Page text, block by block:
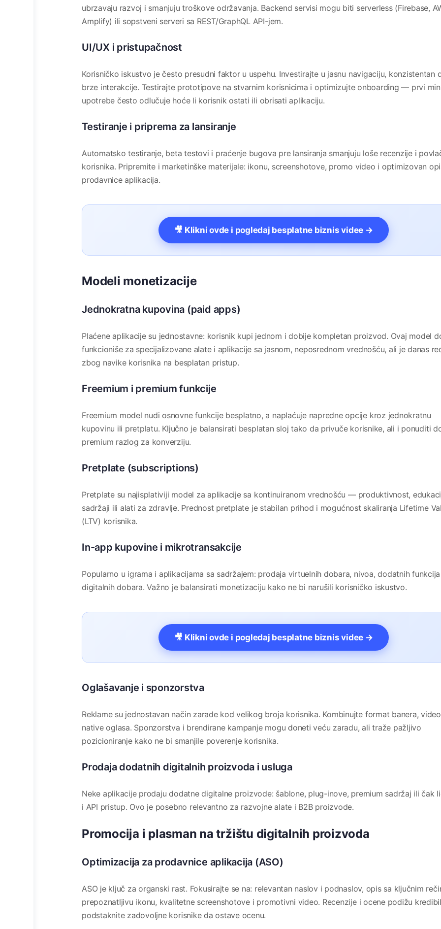
ubrzavaju razvoj i smanjuju troškove održavanja. Backend servisi mogu biti serverless (Firebase,
Amplify) ili sopstveni serveri sa REST/GraphQL API-jem.
UI/UX i pristupačnost
Korisničko iskustvo je često presudni faktor u uspehu. Investirajte u jasnu navigaciju, konzistentan
brze interakcije. Testirajte prototipove na stvarnim korisnicima i optimizujte onboarding — prvi
upotrebe često odlučuje hoće li korisnik ostati ili obrisati aplikaciju.
Testiranje i priprema za lansiranje
Automatsko testiranje, beta testovi i praćenje bugova pre lansiranja smanjuju loše recenzije i
korisnika. Pripremite i marketinške materijale: ikonu, screenshotove, promo video i optimizovan
prodavnice aplikacija.
🎥 Klikni ovde i pogledaj besplatne biznis videe →
Modeli monetizacije
Jednokratna kupovina (paid apps)
Plaćene aplikacije su jednostavne: korisnik kupi jednom i dobije kompletan proizvod. Ovaj model
funkcioniše za specijalizovane alate i aplikacije sa jasnom, neposrednom vrednošću, ali je danas
zbog navike korisnika na besplatan pristup.
Freemium i premium funkcije
Freemium model nudi osnovne funkcije besplatno, a naplaćuje napredne opcije kroz jednokratnu
kupovinu ili pretplatu. Ključno je balansirati besplatan sloj tako da privuče korisnike, ali i ponuditi
premium razlog za konverziju.
Pretplate (subscriptions)
Pretplate su najisplativiji model za aplikacije sa kontinuiranom vrednošću — produktivnost,
sadržaji ili alati za zdravlje. Prednost pretplate je stabilan prihod i mogućnost skaliranja Lifetime
(LTV) korisnika.
In-app kupovine i mikrotransakcije
Popularno u igrama i aplikacijama sa sadržajem: prodaja virtuelnih dobara, nivoa, dodatnih
digitalnih dobara. Važno je balansirati monetizaciju kako ne bi narušili korisničko iskustvo.
🎥 Klikni ovde i pogledaj besplatne biznis videe →
Oglašavanje i sponzorstva
Reklame su jednostavan način zarade kod velikog broja korisnika. Kombinujte format banera,
native oglasa. Sponzorstva i brendirane kampanje mogu doneti veću zaradu, ali traže pažljivo
pozicioniranje kako ne bi smanjile poverenje korisnika.
Prodaja dodatnih digitalnih proizvoda i usluga
Neke aplikacije prodaju dodatne digitalne proizvode: šablone, plug-inove, premium sadržaj ili čak
i API pristup. Ovo je posebno relevantno za razvojne alate i B2B proizvode.
Promocija i plasman na tržištu digitalnih proizvoda
Optimizacija za prodavnice aplikacija (ASO)
ASO je ključ za organski rast. Fokusirajte se na: relevantan naslov i podnaslov, opis sa ključnim
prepoznatljivu ikonu, kvalitetne screenshotove i promotivni video. Recenzije i ocene podižu
podstaknite zadovoljne korisnike da ostave ocenu.